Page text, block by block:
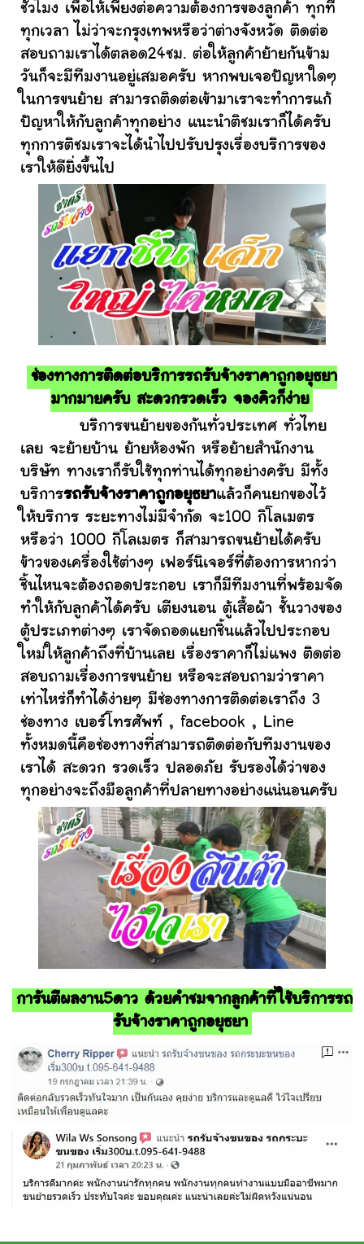
ชั่วโมง เพื่อให้เพียงต่อความต้องการของลูกค้า ทุกที่
ทุกเวลา ไม่ว่าจะกรุงเทพหรือว่าต่างจังหวัด ติดต่อ
สอบถามเราได้ตลอด24ชม. ต่อให้ลูกค้าย้ายกันข้าม
วันก็จะมีทีมงานอยู่เสมอครับ หากพบเจอปัญหาใดๆ
ในการขนย้าย สามารถติดต่อเข้ามาเราจะทำการแก้
ปัญหาให้กับลูกค้าทุกอย่าง แนะนำติชมเราก็ได้ครับ
ทุกการติชมเราจะได้นำไปปรับปรุงเรื่องบริการของ
เราให้ดียิ่งขึ้นไป
ช่องทางการติดต่อบริการรถรับจ้างราคาถูกอยุธยา
มากมายครับ สะดวกรวดเร็ว จองคิวก็ง่าย
บริการขนย้ายของกันทั่วประเทศ ทั่วไทย
เลย จะย้ายบ้าน ย้ายห้องพัก หรือย้ายสำนักงาน
บริษัท ทางเราก็รับใช้ทุกท่านได้ทุกอย่างครับ มีทั้ง
บริการรถรับจ้างราคาถูกอยุธยาแล้วก็คนยกของไว้
ให้บริการ ระยะทางไม่มีจำกัด จะ100 กิโลเมตร
หรือว่า 1000 กิโลเมตร ก็สามารถขนย้ายได้ครับ
ข้าวของเครื่องใช้ต่างๆ เฟอร์นิเจอร์ที่ต้องการหากว่า
ชิ้นไหนจะต้องถอดประกอบ เราก็มีทีมงานที่พร้อมจัด
ทำให้กับลูกค้าได้ครับ เตียงนอน ตู้เสื้อผ้า ชั้นวางของ
ตู้ประเภทต่างๆ เราจัดถอดแยกชิ้นแล้วไปประกอบ
ใหม่ให้ลูกค้าถึงที่บ้านเลย เรื่องราคาก็ไม่แพง ติดต่อ
สอบถามเรื่องการขนย้าย หรือจะสอบถามว่าราคา
เท่าไหร่ก็ทำได้ง่ายๆ มีช่องทางการติดต่อเราถึง 3
ช่องทาง เบอร์โทรศัพท์ , facebook , Line
ทั้งหมดนี้คือช่องทางที่สามารถติดต่อกับทีมงานของ
เราได้ สะดวก รวดเร็ว ปลอดภัย รับรองได้ว่าของ
ทุกอย่างจะถึงมือลูกค้าที่ปลายทางอย่างแน่นอนครับ
การันตีผลงาน5ดาว ด้วยคำชมจากลูกค้าที่ใช้บริการรถ
รับจ้างราคาถูกอยุธยา